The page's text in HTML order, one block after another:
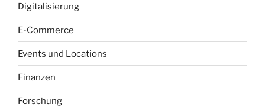
Digitalisierung
E-Commerce
Events und Locations
Finanzen
Forschung